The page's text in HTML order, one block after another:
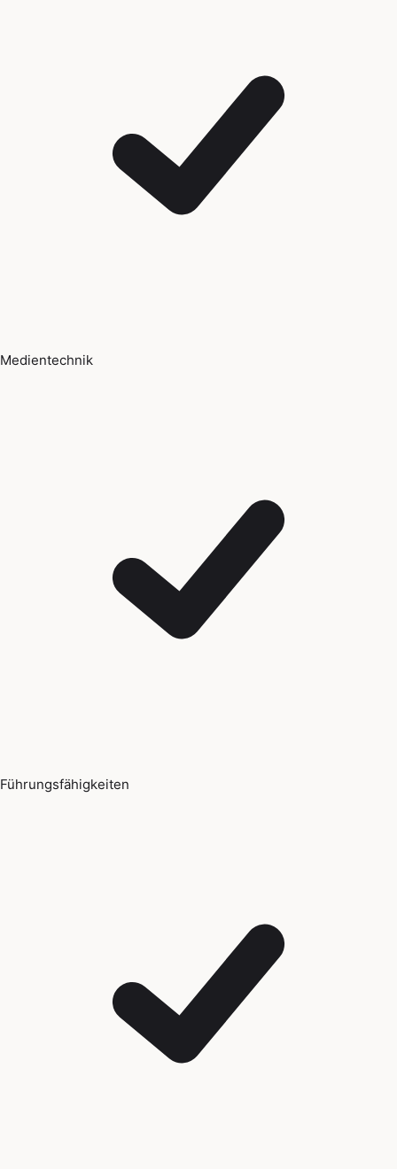
Medientechnik
Führungsfähigkeiten